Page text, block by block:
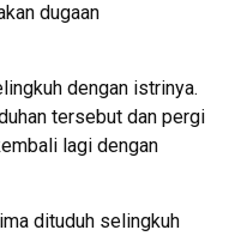
dugaan
dengan istrinya.
tersebut dan pergi
lagi dengan
dituduh selingkuh